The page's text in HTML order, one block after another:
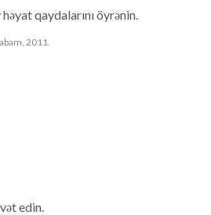
qaydalarını öyrənin.
2011.
edin.